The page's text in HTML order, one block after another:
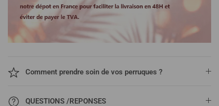
Comment prendre soin de vos perruques ?
QUESTIONS /REPONSES